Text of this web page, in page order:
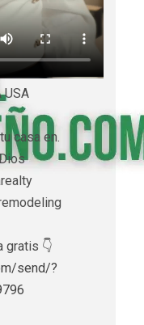
USA
casa en.
gratis 👇
send/?